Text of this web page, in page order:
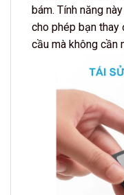
bám. Tính năng
cho phép bạn thay
cầu mà không cần